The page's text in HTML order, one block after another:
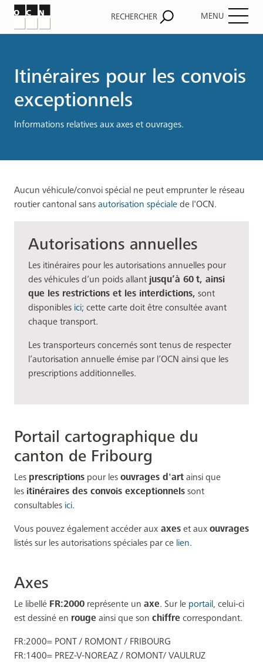
d'Ariane
Itinéraires pour les convois
exceptionnels
Informations relatives aux axes et ouvrages.
Aucun véhicule/convoi spécial ne peut emprunter le réseau
routier cantonal sans autorisation spéciale de l'OCN.
Autorisations annuelles
Les itinéraires pour les autorisations annuelles pour
des véhicules d’un poids allant jusqu’à 60 t, ainsi
que les restrictions et les interdictions, sont
disponibles ici; cette carte doit être consultée avant
chaque transport.
Les transporteurs concernés sont tenus de respecter
l’autorisation annuelle émise par l’OCN ainsi que les
prescriptions additionnelles.
Portail cartographique du
canton de Fribourg
Les prescriptions pour les ouvrages d'art ainsi que
les itinéraires des convois exceptionnels sont
consultables ici.
Vous pouvez également accéder aux axes et aux ouvrages
listés sur les autorisations spéciales par ce lien.
Axes
Le libellé FR:2000 représente un axe. Sur le portail , celui-ci
est dessiné en rouge ainsi que son chiffre correspondant.
FR:2000= PONT / ROMONT / FRIBOURG
FR:1400= PREZ-V-NOREAZ / ROMONT/ VAULRUZ
RECHERCHER MENU